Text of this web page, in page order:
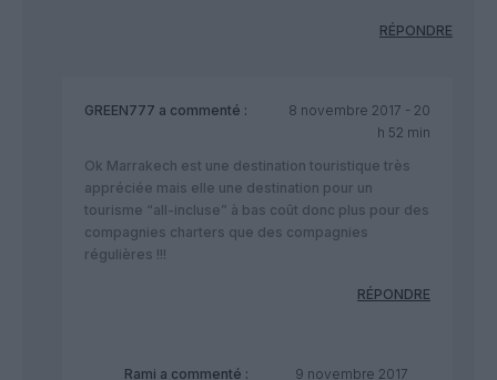
RÉPONDRE
GREEN777 a commenté :
8 novembre 2017 - 20
h 52 min
Ok Marrakech est une destination touristique très
appréciée mais elle une destination pour un
tourisme “all-incluse” à bas coût donc plus pour des
compagnies charters que des compagnies
régulières !!!
RÉPONDRE
Rami a commenté :
9 novembre 2017